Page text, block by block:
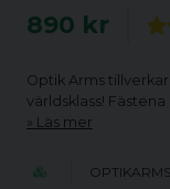
890 kr
Optik Arms
världsklass!
Läs mer